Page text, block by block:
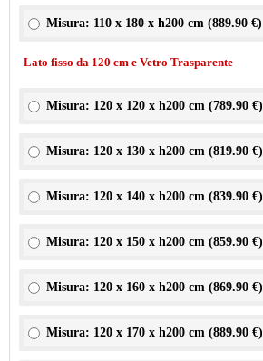
Misura: 110 x 180 x h200 cm (889.90 €)
Lato fisso da 120 cm e Vetro Trasparente
Misura: 120 x 120 x h200 cm (789.90 €)
Misura: 120 x 130 x h200 cm (819.90 €)
Misura: 120 x 140 x h200 cm (839.90 €)
Misura: 120 x 150 x h200 cm (859.90 €)
Misura: 120 x 160 x h200 cm (869.90 €)
Misura: 120 x 170 x h200 cm (889.90 €)